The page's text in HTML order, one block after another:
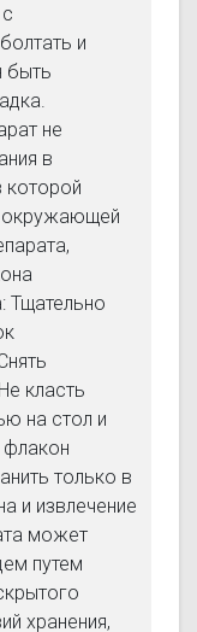
и
быть
не
в
которой
окружающей
Тщательно
класть
на стол и
флакон
только в
и извлечение
может
путем
хранения,